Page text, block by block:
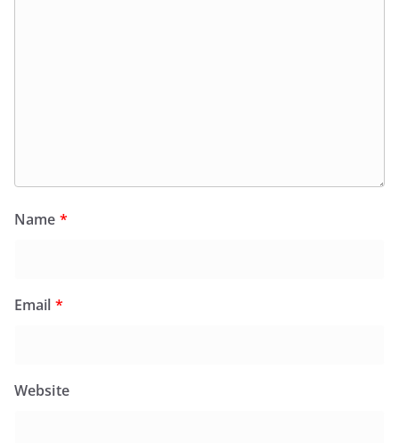
Name *
Email *
Website